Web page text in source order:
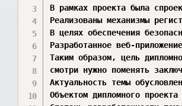
В рамках проекта была
Реализованы механизмы
В целях обеспечения
Разработанное веб-
Таким образом, цель
смотри нужно поменять
Актуальность темы
Объектом дипломного